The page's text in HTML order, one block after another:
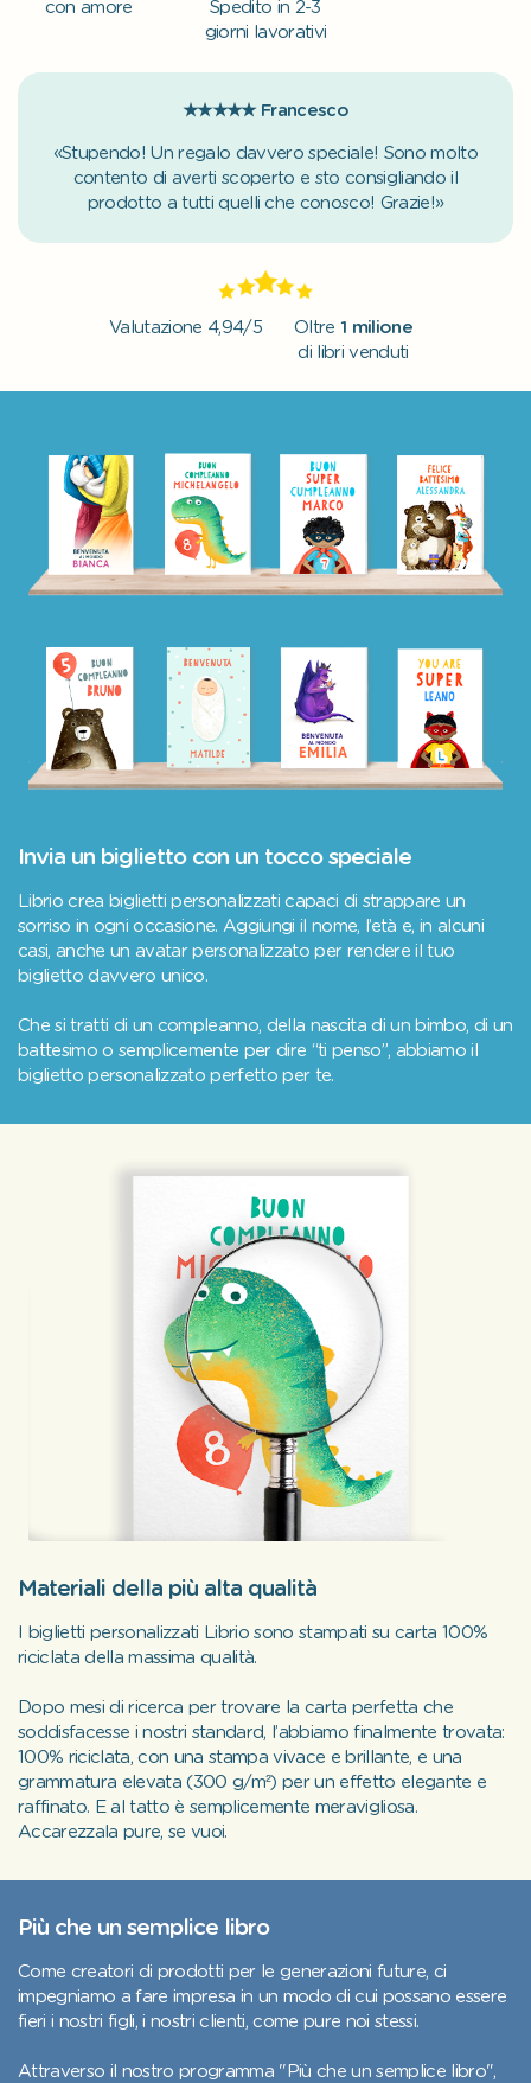
con amore
Spedito in 2-3
giorni lavorativi
★★★★★ Francesco
«Stupendo! Un regalo davvero speciale! Sono molto
contento di averti scoperto e sto consigliando il
prodotto a tutti quelli che conosco! Grazie!»
Valutazione 4,94/5 Oltre 1 milione
di libri venduti
Invia un biglietto con un tocco speciale
Librio crea biglietti personalizzati capaci di strappare un
sorriso in ogni occasione. Aggiungi il nome, l’età e, in alcuni
casi, anche un avatar personalizzato per rendere il tuo
biglietto davvero unico.
Che si tratti di un compleanno, della nascita di un bimbo, di un
battesimo o semplicemente per dire “ti penso”, abbiamo il
biglietto personalizzato perfetto per te.
Materiali della più alta qualità
I biglietti personalizzati Librio sono stampati su carta 100%
riciclata della massima qualità.
Dopo mesi di ricerca per trovare la carta perfetta che
soddisfacesse i nostri standard, l’abbiamo finalmente trovata:
100% riciclata, con una stampa vivace e brillante, e una
grammatura elevata (300 g/m²) per un effetto elegante e
raffinato. E al tatto è semplicemente meravigliosa.
Accarezzala pure, se vuoi.
Più che un semplice libro
Come creatori di prodotti per le generazioni future, ci
impegniamo a fare impresa in un modo di cui possano essere
fieri i nostri figli, i nostri clienti, come pure noi stessi.
Attraverso il nostro programma "Più che un semplice libro",